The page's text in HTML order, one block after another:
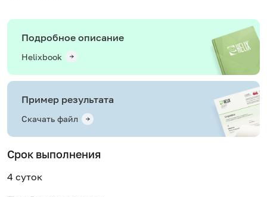
Подробное описание
Helixbook
Пример результата
Скачать файл
Срок выполнения
4 суток